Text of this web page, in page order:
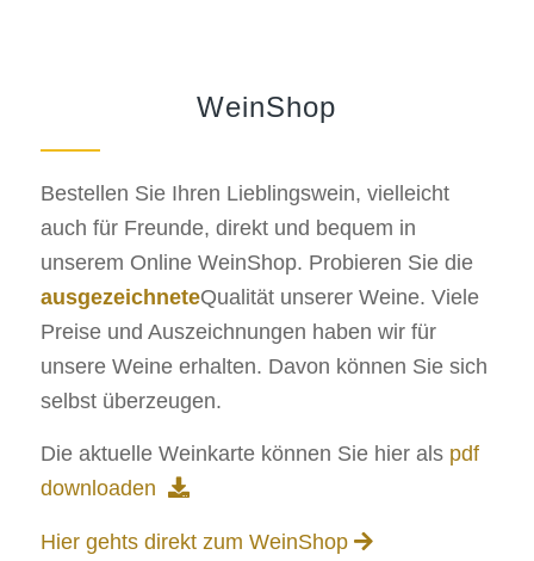
WeinShop
Bestellen Sie Ihren Lieblingswein, vielleicht
auch für Freunde, direkt und bequem in
unserem Online WeinShop. Probieren Sie die
ausgezeichneteQualität unserer Weine. Viele
Preise und Auszeichnungen haben wir für
unsere Weine erhalten. Davon können Sie sich
selbst überzeugen.
Die aktuelle Weinkarte können Sie hier als pdf
downloaden
Hier gehts direkt zum WeinShop